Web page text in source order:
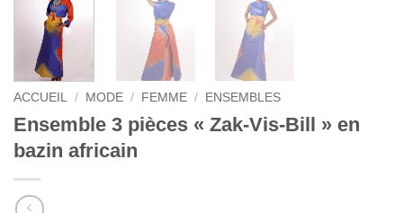
ACCUEIL / MODE / FEMME / ENSEMBLES
Ensemble 3 pièces « Zak-Vis-Bill » en
bazin africain